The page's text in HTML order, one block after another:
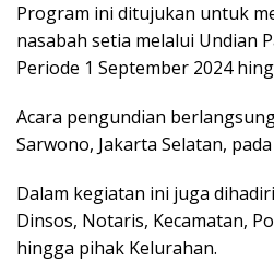
Program ini ditujukan untuk
nasabah setia melalui Undian
Periode 1 September 2024
Acara pengundian
Sarwono, Jakarta Selatan,
Dalam kegiatan ini juga
Dinsos, Notaris, Kecamatan,
hingga pihak Kelurahan.